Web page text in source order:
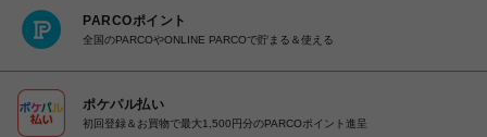
PARCOポイント
全国のPARCOやONLINE PARCOで貯まる＆使える
ポケパル払い
初回登録＆お買物で最大1,500円分のPARCOポイント進呈